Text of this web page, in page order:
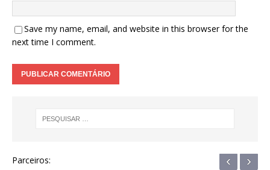
Save my name, email, and website in this browser for the
next time I comment.
Parceiros: ‹ ›